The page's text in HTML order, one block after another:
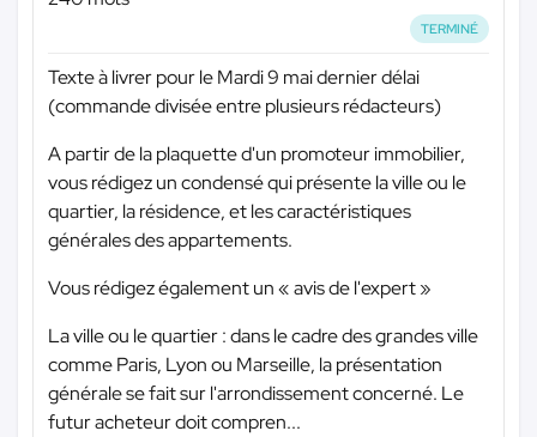
TERMINÉ
Texte à livrer pour le Mardi 9 mai dernier délai
(commande divisée entre plusieurs rédacteurs)
A partir de la plaquette d'un promoteur immobilier,
vous rédigez un condensé qui présente la ville ou le
quartier, la résidence, et les caractéristiques
générales des appartements.
Vous rédigez également un « avis de l'expert »
La ville ou le quartier : dans le cadre des grandes ville
comme Paris, Lyon ou Marseille, la présentation
générale se fait sur l'arrondissement concerné. Le
futur acheteur doit compren...